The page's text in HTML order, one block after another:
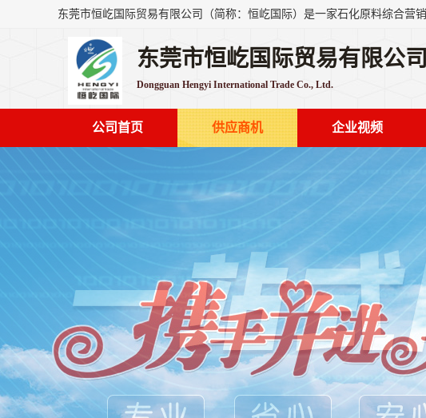
东莞市恒屹国际贸易有限公司
Dongguan Hengyi International Trade Co., Ltd.
公司首页 供应商机 企业视频